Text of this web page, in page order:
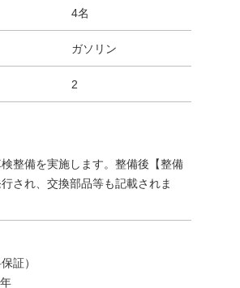
4名
ガソリン
2
整備を実施します。整備後【整備
され、交換部品等も記載されま
証）